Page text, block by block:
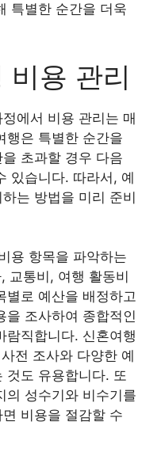
특별한 순간을 더욱
비용 관리
에서 비용 관리는 매
행은 특별한 순간을
초과할 경우 다음
있습니다. 따라서, 예
는 방법을 미리 준비
용 항목을 파악하는
교통비, 여행 활동비
별로 예산을 배정하고
을 조사하여 종합적인
람직합니다. 신혼여행
전 조사와 다양한 예
것도 유용합니다. 또
의 성수기와 비수기를
비용을 절감할 수